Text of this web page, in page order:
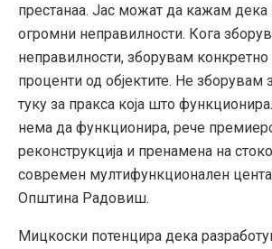
престанаа. Јас можат да кажам дека
огромни неправилности. Кога
неправилности, зборувам конкретно
проценти од објектите. Не зборувам
туку за пракса која што
нема да функционира, рече
реконструкција и пренамена на
современ мултифункционален
Општина Радовиш.
Мицкоски потенцира дека